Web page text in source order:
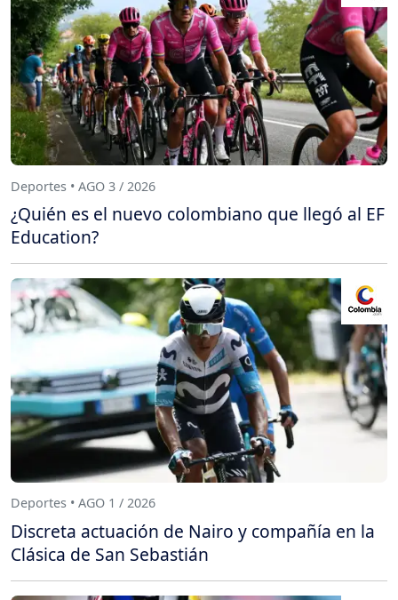
Deportes • AGO 3 / 2026
¿Quién es el nuevo colombiano que llegó al EF
Education?
Deportes • AGO 1 / 2026
Discreta actuación de Nairo y compañía en la
Clásica de San Sebastián